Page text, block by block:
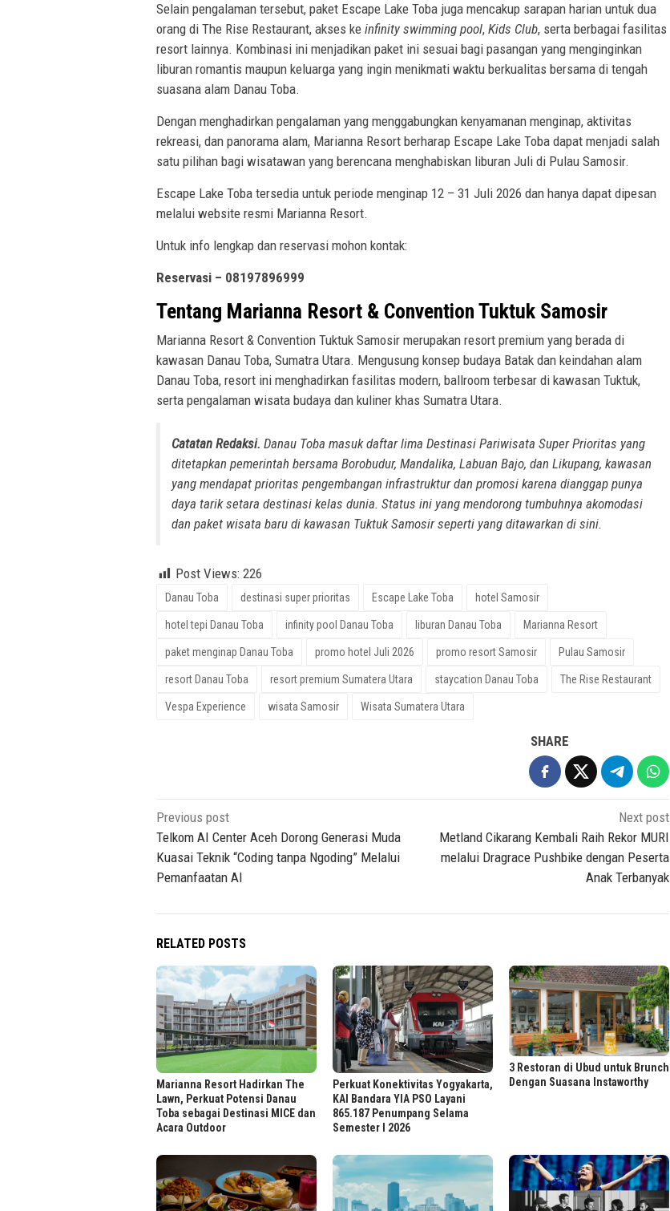
Selain pengalaman tersebut, paket Escape Lake Toba juga mencakup sarapan harian untuk dua
orang di The Rise Restaurant, akses ke infinity swimming pool, Kids Club, serta berbagai fasilitas
resort lainnya. Kombinasi ini menjadikan paket ini sesuai bagi pasangan yang menginginkan
liburan romantis maupun keluarga yang ingin menikmati waktu berkualitas bersama di tengah
suasana alam Danau Toba.
Dengan menghadirkan pengalaman yang menggabungkan kenyamanan menginap, aktivitas
rekreasi, dan panorama alam, Marianna Resort berharap Escape Lake Toba dapat menjadi salah
satu pilihan bagi wisatawan yang berencana menghabiskan liburan Juli di Pulau Samosir.
Escape Lake Toba tersedia untuk periode menginap 12 – 31 Juli 2026 dan hanya dapat dipesan
melalui website resmi Marianna Resort.
Untuk info lengkap dan reservasi mohon kontak:
Reservasi – 08197896999
Tentang Marianna Resort & Convention Tuktuk Samosir
Marianna Resort & Convention Tuktuk Samosir merupakan resort premium yang berada di
kawasan Danau Toba, Sumatra Utara. Mengusung konsep budaya Batak dan keindahan alam
Danau Toba, resort ini menghadirkan fasilitas modern, ballroom terbesar di kawasan Tuktuk,
serta pengalaman wisata budaya dan kuliner khas Sumatra Utara.
Catatan Redaksi. Danau Toba masuk daftar lima Destinasi Pariwisata Super Prioritas yang
ditetapkan pemerintah bersama Borobudur, Mandalika, Labuan Bajo, dan Likupang, kawasan
yang mendapat prioritas pengembangan infrastruktur dan promosi karena dianggap punya
daya tarik setara destinasi kelas dunia. Status ini yang mendorong tumbuhnya akomodasi
dan paket wisata baru di kawasan Tuktuk Samosir seperti yang ditawarkan di sini.
Post Views: 226
Danau Toba destinasi super prioritas Escape Lake Toba hotel Samosir
hotel tepi Danau Toba infinity pool Danau Toba liburan Danau Toba Marianna Resort
paket menginap Danau Toba promo hotel Juli 2026 promo resort Samosir Pulau Samosir
resort Danau Toba resort premium Sumatera Utara staycation Danau Toba The Rise Restaurant
Vespa Experience wisata Samosir Wisata Sumatera Utara
SHARE
Post
navigation
Previous post
Telkom AI Center Aceh Dorong Generasi Muda
Kuasai Teknik “Coding tanpa Ngoding” Melalui
Pemanfaatan AI
Next post
Metland Cikarang Kembali Raih Rekor MURI
melalui Dragrace Pushbike dengan Peserta
Anak Terbanyak
RELATED POSTS
Marianna Resort Hadirkan The
Lawn, Perkuat Potensi Danau
Toba sebagai Destinasi MICE dan
Acara Outdoor
Perkuat Konektivitas Yogyakarta,
KAI Bandara YIA PSO Layani
865.187 Penumpang Selama
Semester I 2026
3 Restoran di Ubud untuk Brunch
Dengan Suasana Instaworthy